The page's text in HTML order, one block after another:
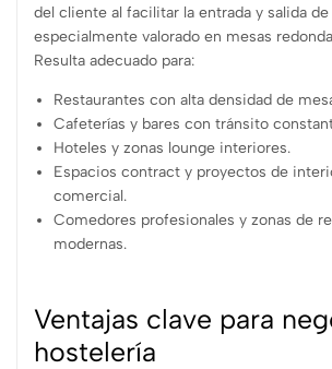
del cliente al facilitar la entrada y salida
especialmente valorado en mesas
Resulta adecuado para:
Restaurantes con alta densidad de
Cafeterías y bares con tránsito
Hoteles y zonas lounge interiores.
Espacios contract y proyectos de
comercial.
Comedores profesionales y zonas de
modernas.
Ventajas clave para
hostelería